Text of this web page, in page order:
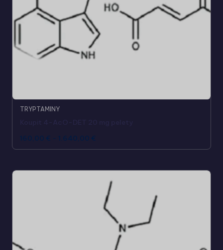
TRYPTAMINY
160,00 € - 1.640,00 €